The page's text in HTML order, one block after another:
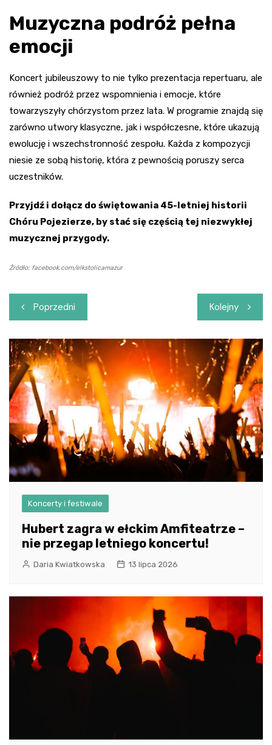
Muzyczna podróż pełna
emocji
Koncert jubileuszowy to nie tylko prezentacja repertuaru, ale
również podróż przez wspomnienia i emocje, które
towarzyszyły chórzystom przez lata. W programie znajdą się
zarówno utwory klasyczne, jak i współczesne, które ukazują
ewolucję i wszechstronność zespołu. Każda z kompozycji
niesie ze sobą historię, która z pewnością poruszy serca
uczestników.
Przyjdź i dołącz do świętowania 45-letniej historii
Chóru Pojezierze, by stać się częścią tej niezwykłej
muzycznej przygody.
Źródło: facebook.com/elkstolicamazur
Nawigacja
wpisu
Poprzedni Kolejny
Koncerty i festiwale
Hubert zagra w ełckim Amfiteatrze –
nie przegap letniego koncertu!
Daria Kwiatkowska 13 lipca 2026